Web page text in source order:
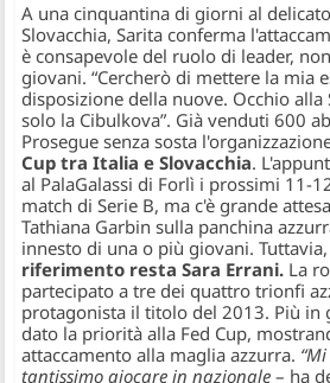
A una cinquantina di giorni al
Slovacchia, Sarita conferma
è consapevole del ruolo di leader,
giovani. “Cercherò di mettere la mia
disposizione della nuove. Occhio alla
solo la Cibulkova”. Già venduti 600
Prosegue senza sosta
Cup tra Italia e Slovacchia.
al PalaGalassi di Forlì i prossimi 11-
match di Serie B, ma c'è grande
Tathiana Garbin sulla panchina
innesto di una o più giovani. Tuttavia,
riferimento resta Sara Errani. La
partecipato a tre dei quattro trionfi
protagonista il titolo del 2013. Più in
dato la priorità alla Fed Cup,
attaccamento alla maglia azzurra.
tantissimo giocare in nazionale – ha